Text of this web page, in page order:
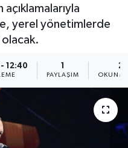
açıklamalarıyla
yerel yönetimlerde
- 12:40
PAYLAŞIM
2